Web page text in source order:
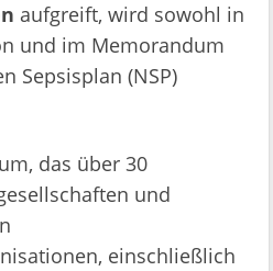
aufgreift, wird sowohl in
und im Memorandum
Sepsisplan (NSP)
das über 30
und
einschließlich